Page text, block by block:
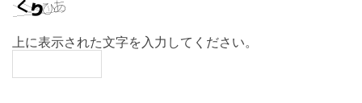
上に表示された文字を入力してください。